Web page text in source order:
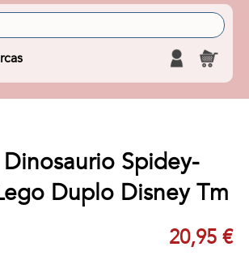
Spidey-
Duplo Disney Tm
20,95 €